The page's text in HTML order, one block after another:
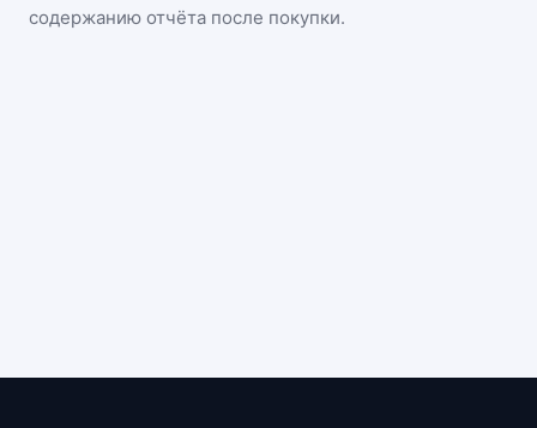
содержанию отчёта после покупки.